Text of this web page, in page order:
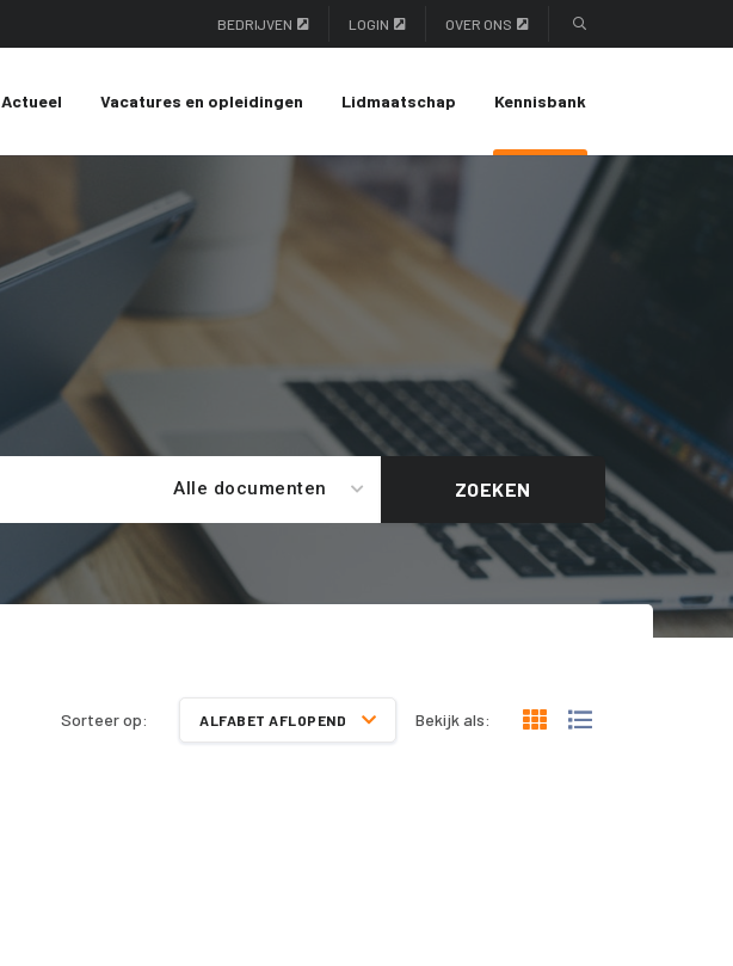
BEDRIJVEN LOGIN OVER ONS
Actueel Vacatures en opleidingen Lidmaatschap Kennisbank
Alle documenten ZOEKEN
Sorteer op: ALFABET AFLOPEND Bekijk als: